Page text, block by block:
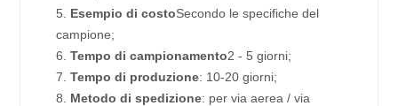
5. Esempio di costoSecondo le specifiche del
campione;
6.Tempo di campionamento2 - 5 giorni;
7.Tempo di produzione: 10-20 giorni;
8. Metodo di spedizione: per via aerea / via